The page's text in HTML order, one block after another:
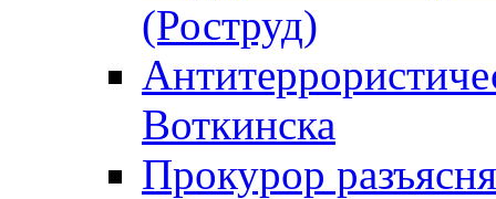
(Роструд)
Воткинска
Прокурор